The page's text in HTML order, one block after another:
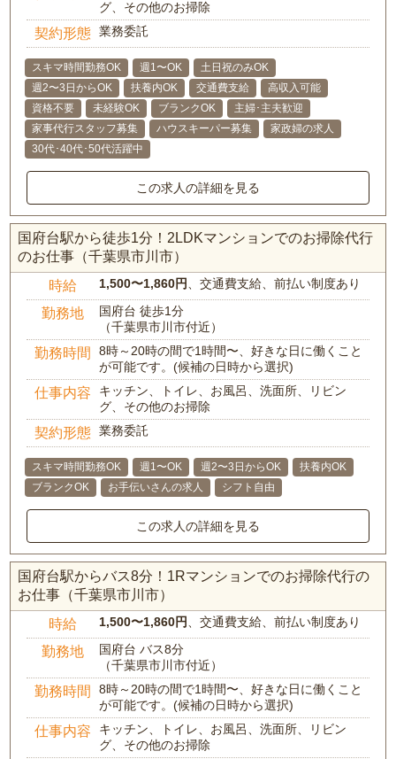
グ、その他のお掃除
契約形態 業務委託
スキマ時間勤務OK 週1〜OK
土日祝のみOK
週2〜3日からOK
扶養内OK 交通費支給
高収入可能
資格不要
未経験OK ブランクOK
主婦･主夫歓迎
家事代行スタッフ募集
ハウスキーパー募集
家政婦の求人
30代･40代･50代活躍中
この求人の詳細を見る
国府台駅から徒歩1分！2LDKマンションでのお掃除代行
のお仕事（千葉県市川市）
時給 1,500〜1,860円 、交通費支給、前払い制度あり
勤務地
国府台 徒歩1分
（千葉県市川市付近）
勤務時間
8時～20時の間で1時間〜、好きな日に働くこと
が可能です。(候補の日時から選択)
仕事内容
キッチン、トイレ、お風呂、洗面所、リビン
グ、その他のお掃除
契約形態 業務委託
スキマ時間勤務OK 週1〜OK 週2〜3日からOK
扶養内OK
ブランクOK
お手伝いさんの求人 シフト自由
この求人の詳細を見る
国府台駅からバス8分！1Rマンションでのお掃除代行の
お仕事（千葉県市川市）
時給 1,500〜1,860円 、交通費支給、前払い制度あり
勤務地
国府台 バス8分
（千葉県市川市付近）
勤務時間
8時～20時の間で1時間〜、好きな日に働くこと
が可能です。(候補の日時から選択)
仕事内容
キッチン、トイレ、お風呂、洗面所、リビン
グ、その他のお掃除